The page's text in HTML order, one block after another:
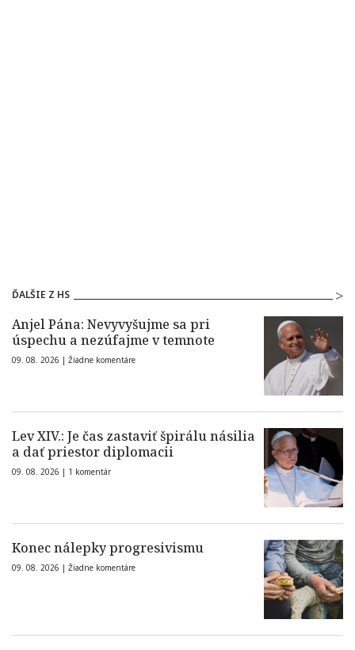
ĎALŠIE Z HS
Anjel Pána: Nevyvyšujme sa pri
úspechu a nezúfajme v temnote
09. 08. 2026 | Žiadne komentáre
Lev XIV.: Je čas zastaviť špirálu násilia
a dať priestor diplomacii
09. 08. 2026 | 1 komentár
Konec nálepky progresivismu
09. 08. 2026 | Žiadne komentáre